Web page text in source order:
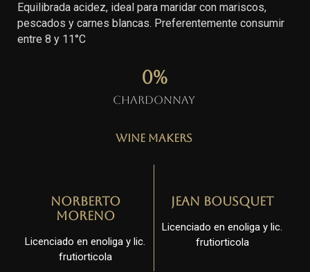
Equilibrada acidez, ideal para maridar con mariscos,
pescados y carnes blancas. Preferentemente consumir
entre 8 y 11°C
Chardonnay
0%
Wine Makers
Norberto
Moreno
Licenciado en enoliga y lic.
frutiorticola
Jean Bousquet
Licenciado en enoliga y lic.
frutiorticola